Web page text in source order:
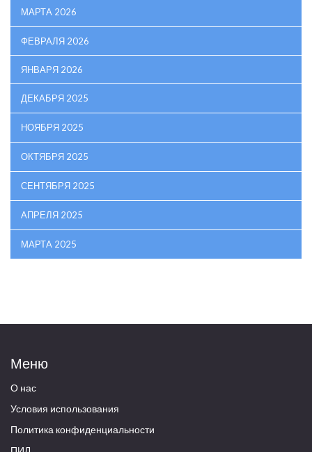
МАРТА 2026
ФЕВРАЛЯ 2026
ЯНВАРЯ 2026
ДЕКАБРЯ 2025
НОЯБРЯ 2025
ОКТЯБРЯ 2025
СЕНТЯБРЯ 2025
АПРЕЛЯ 2025
МАРТА 2025
Меню
О нас
Условия использования
Политика конфиденциальности